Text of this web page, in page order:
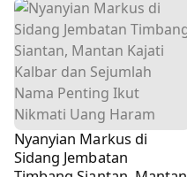
Nyanyian Markus di
Sidang Jembatan